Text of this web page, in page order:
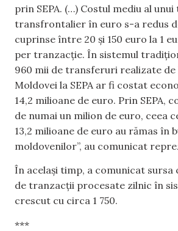
prin SEPA. (…) Costul mediu al
transfrontalier în euro s-a redus
cuprinse între 20 și 150 euro la 1
per tranzacție. În sistemul
960 mii de transferuri realizate
Moldovei la SEPA ar fi costat
14,2 milioane de euro. Prin SEPA,
de numai un milion de euro, ceea
13,2 milioane de euro au rămas în
moldovenilor”, au comunicat
În același timp, a comunicat sursa
de tranzacții procesate zilnic în
crescut cu circa 1 750.
***